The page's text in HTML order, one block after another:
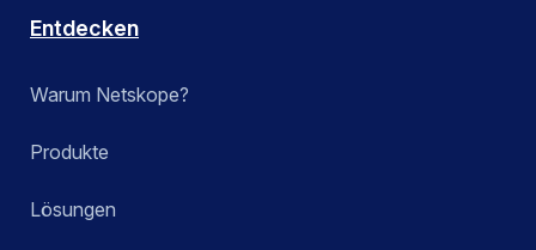
Entdecken
Warum Netskope?
Produkte
Lösungen